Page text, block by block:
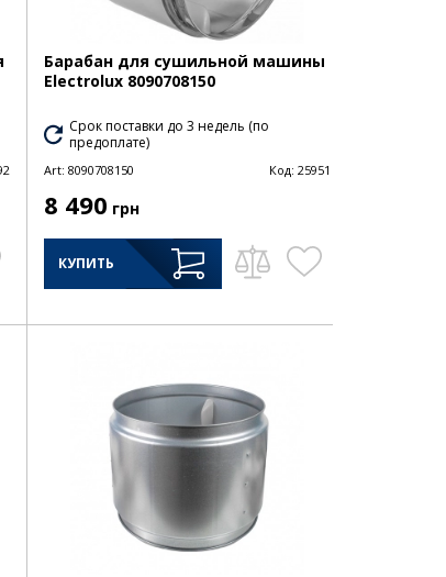
Барабан для сушильной машины
Electrolux 8090708150
Срок поставки до 3 недель (по
предоплате)
Art: 8090708150 Код: 25951
8 490 грн
КУПИТЬ